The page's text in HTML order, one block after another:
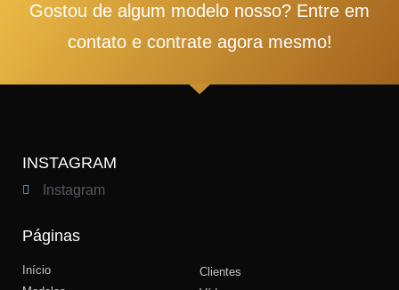
Gostou de algum modelo nosso? Entre em
contato e contrate agora mesmo!
INSTAGRAM
Instagram
Páginas
Início
Clientes